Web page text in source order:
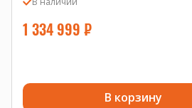
1 334 999 ₽
В корзину